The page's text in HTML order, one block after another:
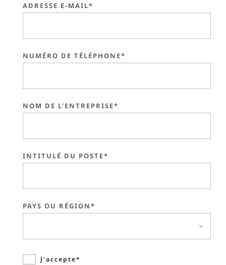
ADRESSE E-MAIL*
NUMÉRO DE TÉLÉPHONE*
NOM DE L'ENTREPRISE*
INTITULÉ DU POSTE*
PAYS OU RÉGION*
J'accepte*